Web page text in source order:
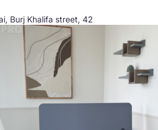
Burj Khalifa street​, 42